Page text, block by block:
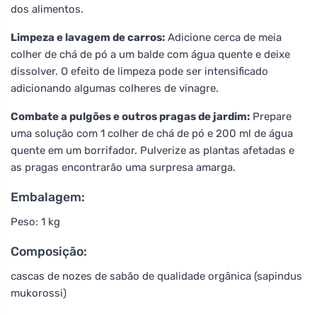
dos alimentos.
Limpeza e lavagem de carros: Adicione cerca de meia
colher de chá de pó a um balde com água quente e deixe
dissolver. O efeito de limpeza pode ser intensificado
adicionando algumas colheres de vinagre.
Combate a pulgões e outros pragas de jardim: Prepare
uma solução com 1 colher de chá de pó e 200 ml de água
quente em um borrifador. Pulverize as plantas afetadas e
as pragas encontrarão uma surpresa amarga.
Embalagem:
Peso: 1 kg
Composição:
cascas de nozes de sabão de qualidade orgânica (sapindus
mukorossi)